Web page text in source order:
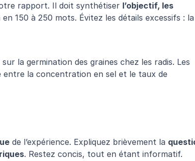
rapport. Il doit synthétiser l’objectif, les
en 150 à 250 mots. Évitez les détails excessifs : la
la germination des graines chez les radis. Les
la concentration en sel et le taux de
de l’expérience. Expliquez brièvement la
. Restez concis, tout en étant informatif.